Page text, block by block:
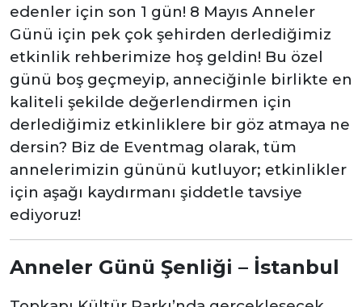
edenler için son 1 gün! 8 Mayıs Anneler
Günü için pek çok şehirden derlediğimiz
etkinlik rehberimize hoş geldin! Bu özel
günü boş geçmeyip, anneciğinle birlikte en
kaliteli şekilde değerlendirmen için
derlediğimiz etkinliklere bir göz atmaya ne
dersin? Biz de Eventmag olarak, tüm
annelerimizin gününü kutluyor; etkinlikler
için aşağı kaydırmanı şiddetle tavsiye
ediyoruz!
Anneler Günü Şenliği – İstanbul